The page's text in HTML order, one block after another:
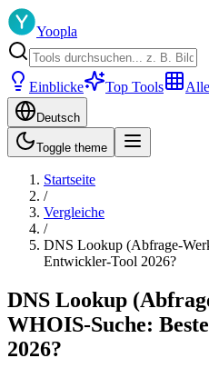
Yoopla
Einblicke Top Tools
Deutsch
Toggle theme
Startseite
/
Vergleiche
/
DNS Lookup (Abfrage-
Entwickler-Tool 2026?
DNS Lookup
WHOIS-Suche:
2026?